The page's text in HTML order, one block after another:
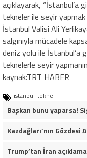
açıklayarak, “İstanbul’a
tekneler ile seyir yapmak
İstanbul Valisi Ali
salgınıyla mücadele
deniz yolu ile İstanbul’a
teknelerle seyir yapmanın
kaynak:TRT HABER
istanbul tekne
Başkan bunu yaparsa!